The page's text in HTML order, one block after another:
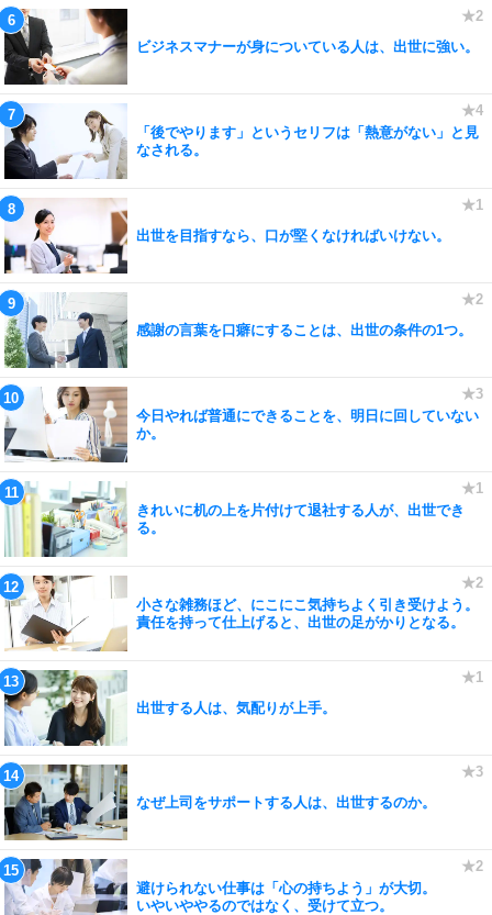
ビジネスマナーが身についている人は、出世に強い。
「後でやります」というセリフは「熱意がない」と見
なされる。
出世を目指すなら、口が堅くなければいけない。
感謝の言葉を口癖にすることは、出世の条件の1つ。
今日やれば普通にできることを、明日に回していない
か。
きれいに机の上を片付けて退社する人が、出世でき
る。
小さな雑務ほど、にこにこ気持ちよく引き受けよう。
責任を持って仕上げると、出世の足がかりとなる。
出世する人は、気配りが上手。
なぜ上司をサポートする人は、出世するのか。
避けられない仕事は「心の持ちよう」が大切。
いやいややるのではなく、受けて立つ。